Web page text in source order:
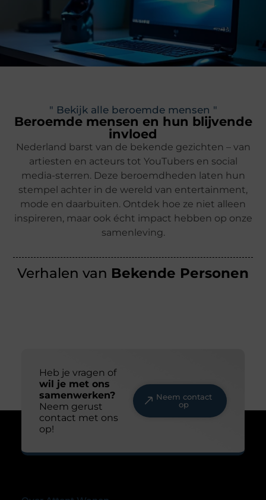
" Bekijk alle beroemde mensen "
Beroemde mensen en hun blijvende
invloed
Nederland barst van de bekende gezichten – van
artiesten en acteurs tot YouTubers en social
media-sterren. Deze beroemdheden laten hun
stempel achter in de wereld van entertainment,
mode en daarbuiten. Ontdek hoe ze niet alleen
inspireren, maar ook écht impact hebben op onze
samenleving.
Verhalen van Bekende Personen
Heb je vragen of
wil je met ons
samenwerken?
Neem gerust
contact met ons
op!
Neem contact
op